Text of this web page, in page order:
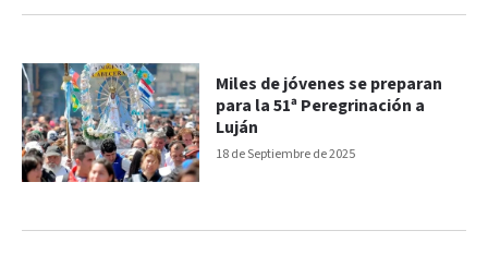
18 de Septiembre de 2025
Miles de jóvenes se preparan
para la 51ª Peregrinación a
Luján